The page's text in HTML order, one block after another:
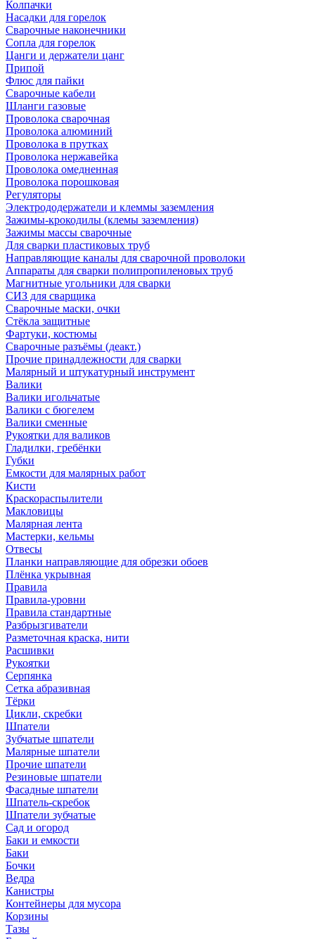
Колпачки
Насадки для горелок
Сварочные наконечники
Сопла для горелок
Цанги и держатели цанг
Припой
Флюс для пайки
Сварочные кабели
Шланги газовые
Проволока сварочная
Проволока алюминий
Проволока в прутках
Проволока нержавейка
Проволока омедненная
Проволока порошковая
Регуляторы
Электрододержатели и клеммы заземления
Зажимы-крокодилы (клемы заземления)
Зажимы массы сварочные
Для сварки пластиковых труб
Направляющие каналы для сварочной проволоки
Аппараты для сварки полипропиленовых труб
Магнитные угольники для сварки
СИЗ для сварщика
Сварочные маски, очки
Стёкла защитные
Фартуки, костюмы
Сварочные разъёмы (деакт.)
Прочие принадлежности для сварки
Малярный и штукатурный инструмент
Валики
Валики игольчатые
Валики с бюгелем
Валики сменные
Рукоятки для валиков
Гладилки, гребёнки
Губки
Емкости для малярных работ
Кисти
Краскораспылители
Макловицы
Малярная лента
Мастерки, кельмы
Отвесы
Планки направляющие для обрезки обоев
Плёнка укрывная
Правила
Правила-уровни
Правила стандартные
Разбрызгиватели
Разметочная краска, нити
Расшивки
Рукоятки
Серпянка
Сетка абразивная
Тёрки
Цикли, скребки
Шпатели
Зубчатые шпатели
Малярные шпатели
Прочие шпатели
Резиновые шпатели
Фасадные шпатели
Шпатель-скребок
Шпатели зубчатые
Сад и огород
Баки и емкости
Баки
Бочки
Ведра
Канистры
Контейнеры для мусора
Корзины
Тазы